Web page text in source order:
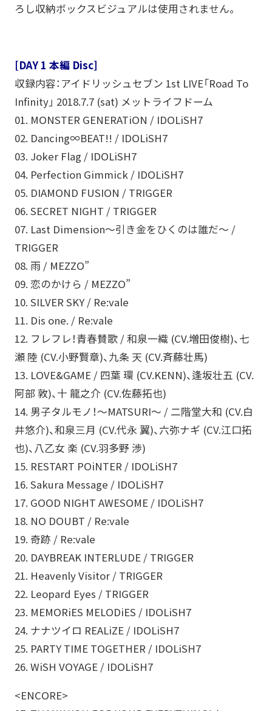
ろし収納ボックスビジュアルは使用されません。
[DAY 1 本編 Disc]
収録内容：アイドリッシュセブン 1st LIVE「Road To
Infinity」 2018.7.7 (sat) メットライフドーム
01. MONSTER GENERATiON / IDOLiSH7
02. Dancing∞BEAT!! / IDOLiSH7
03. Joker Flag / IDOLiSH7
04. Perfection Gimmick / IDOLiSH7
05. DIAMOND FUSION / TRIGGER
06. SECRET NIGHT / TRIGGER
07. Last Dimension～引き金をひくのは誰だ～ /
TRIGGER
08. 雨 / MEZZO”
09. 恋のかけら / MEZZO”
10. SILVER SKY / Re:vale
11. Dis one. / Re:vale
12. フレフレ！青春賛歌 / 和泉一織 (CV.増田俊樹)、七
瀬 陸 (CV.小野賢章)、九条 天 (CV.斉藤壮馬)
13. LOVE&GAME / 四葉 環 (CV.KENN)、逢坂壮五 (CV.
阿部 敦)、十 龍之介 (CV.佐藤拓也)
14. 男子タルモノ！～MATSURI～ / 二階堂大和 (CV.白
井悠介)、和泉三月 (CV.代永 翼)、六弥ナギ (CV.江口拓
也)、八乙女 楽 (CV.羽多野 渉)
15. RESTART POiNTER / IDOLiSH7
16. Sakura Message / IDOLiSH7
17. GOOD NIGHT AWESOME / IDOLiSH7
18. NO DOUBT / Re:vale
19. 奇跡 / Re:vale
20. DAYBREAK INTERLUDE / TRIGGER
21. Heavenly Visitor / TRIGGER
22. Leopard Eyes / TRIGGER
23. MEMORiES MELODiES / IDOLiSH7
24. ナナツイロ REALiZE / IDOLiSH7
25. PARTY TIME TOGETHER / IDOLiSH7
26. WiSH VOYAGE / IDOLiSH7
<ENCORE>